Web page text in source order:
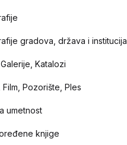
gradova, država i institucija
Katalozi
Film, Pozorište, Ples
umetnost
knjige